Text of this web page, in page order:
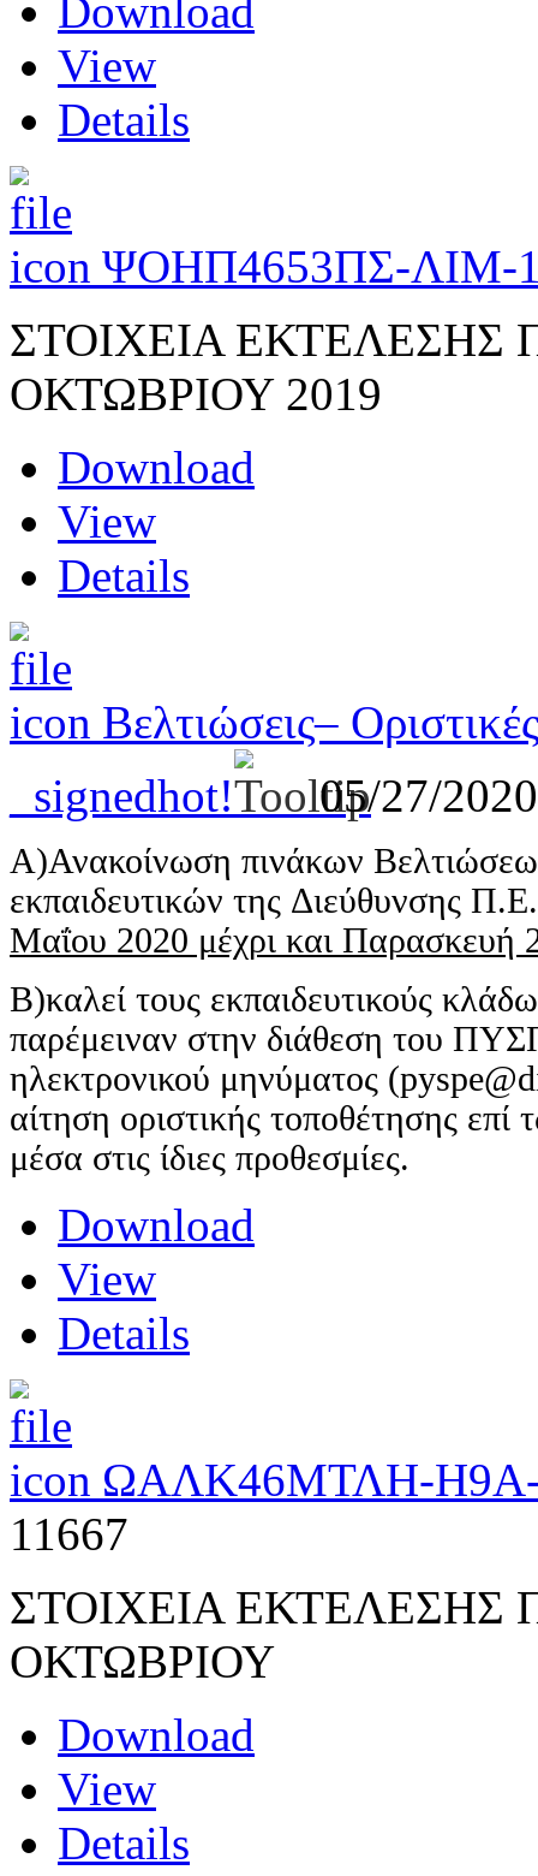
Download
View
Details
ΨΟΗΠ4653ΠΣ-ΛΙΜ-
ΣΤΟΙΧΕΙΑ
ΟΚΤΩΒΡΙΟΥ 2019
Download
View
Details
Βελτιώσεις–
_signedhot! 05/27/
Α)Ανακοίνωση πινάκων
εκπαιδευτικών της Διεύθυνσης
Μαΐου 2020 μέχρι και
Β)καλεί τους εκπαιδευτικούς
παρέμειναν στην διάθεση του
ηλεκτρονικού μηνύματος
αίτηση οριστικής τοποθέτησης
μέσα στις ίδιες προθεσμίες.
Download
View
Details
ΩΑΛΚ46ΜΤΛΗ-
11667
ΣΤΟΙΧΕΙΑ
ΟΚΤΩΒΡΙΟΥ
Download
View
Details